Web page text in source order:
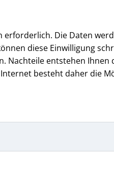
Die Daten
diese Einwilligung
entstehen Ihnen
besteht daher die